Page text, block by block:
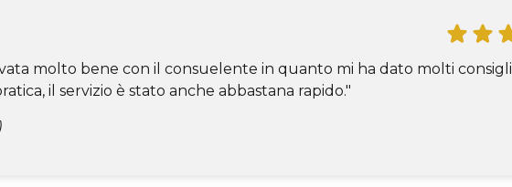
molto bene con il consuelente in quanto mi ha dato molti consigli
il servizio è stato anche abbastana rapido."